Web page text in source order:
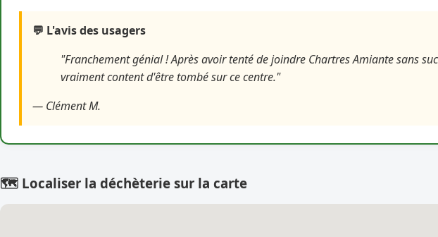
💬 L'avis des usagers
"Franchement génial ! Après avoir tenté de joindre Chartres Amiante sans
vraiment content d'être tombé sur ce centre."
— Clément M.
🗺️ Localiser la déchèterie sur la carte